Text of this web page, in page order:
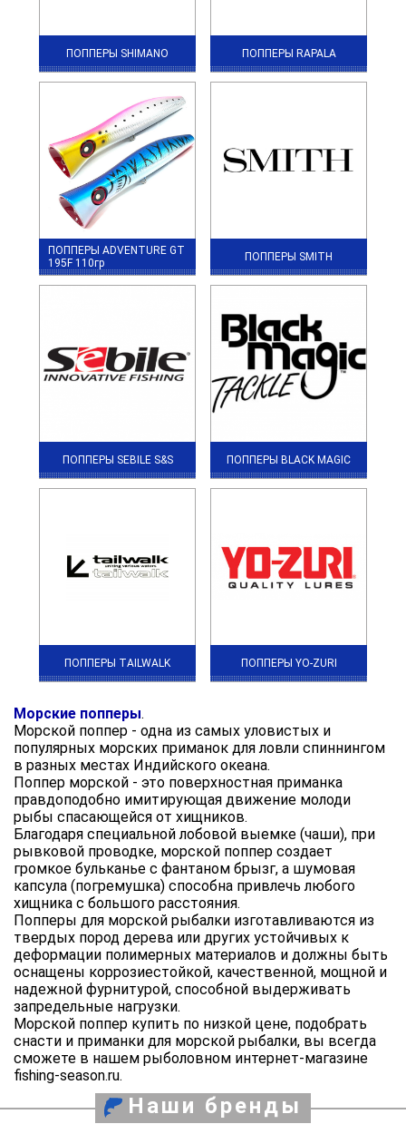
ПОППЕРЫ SHIMANO ПОППЕРЫ RAPALA
ПОППЕРЫ ADVENTURE GT
195F 110гр
ПОППЕРЫ SMITH
ПОППЕРЫ SEBILE S&S ПОППЕРЫ BLACK MAGIC
ПОППЕРЫ TAILWALK ПОППЕРЫ YO-ZURI
Морские попперы.
Морской поппер - одна из самых уловистых и
популярных морских приманок для ловли спиннингом
в разных местах Индийского океана.
Поппер морской - это поверхностная приманка
правдоподобно имитирующая движение молоди
рыбы спасающейся от хищников.
Благодаря специальной лобовой выемке (чаши), при
рывковой проводке, морской поппер создает
громкое бульканье с фантаном брызг, а шумовая
капсула (погремушка) способна привлечь любого
хищника с большого расстояния.
Попперы для морской рыбалки изготавливаются из
твердых пород дерева или других устойчивых к
деформации полимерных материалов и должны быть
оснащены коррозиестойкой, качественной, мощной и
надежной фурнитурой, способной выдерживать
запредельные нагрузки.
Морской поппер купить по низкой цене, подобрать
снасти и приманки для морской рыбалки, вы всегда
сможете в нашем рыболовном интернет-магазине
fishing-season.ru.
Наши бренды